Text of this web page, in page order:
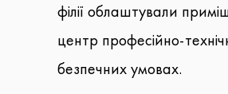
філії облаштували
центр професійно-
безпечних умовах.